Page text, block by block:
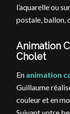
l’aquarelle ou
postale, ballon,
Animation
Cholet
En animation
Guillaume
couleur et en